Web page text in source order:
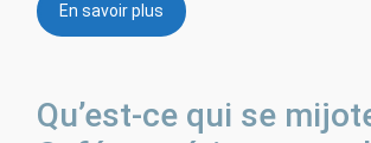
En savoir plus
Qu’est-ce qui se